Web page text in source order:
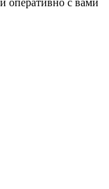
оперативно с вами